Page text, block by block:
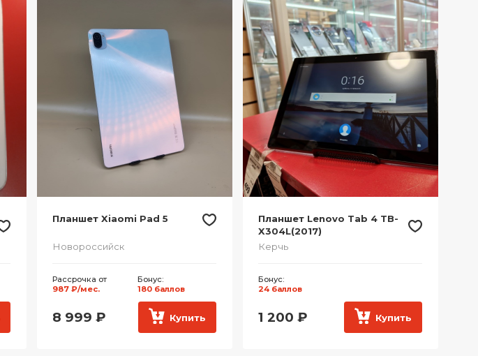
Планшет Xiaomi Pad 5
Новороссийск
Рассрочка от
987 ₽/мес.
Бонус:
180 баллов
8 999 ₽ Купить
Планшет Lenovo Tab 4 TB-
X304L(2017)
Керчь
Бонус:
24 баллов
1 200 ₽ Купить